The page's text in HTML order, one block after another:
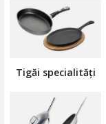
Tigăi specialități